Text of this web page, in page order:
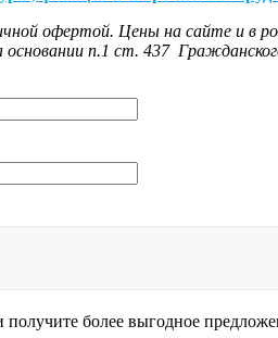
офертой. Цены на сайте и в
п.1 ст. 437
более выгодное